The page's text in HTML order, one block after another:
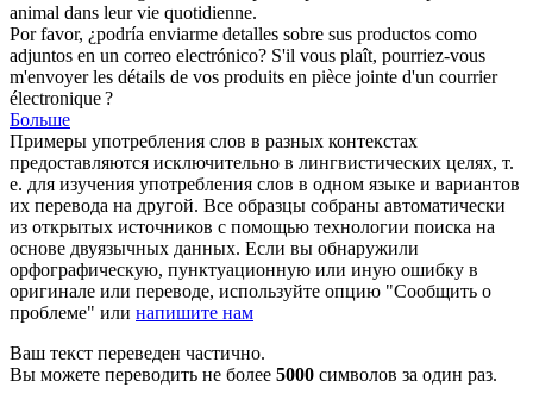
animal dans leur vie quotidienne.
Por favor, ¿podría enviarme detalles sobre sus productos como
adjuntos en un correo electrónico? S'il vous plaît, pourriez-vous
m'envoyer les détails de vos produits en pièce jointe d'un courrier
électronique ?
Больше
Примеры употребления слов в разных контекстах
предоставляются исключительно в лингвистических целях, т.
е. для изучения употребления слов в одном языке и вариантов
их перевода на другой. Все образцы собраны автоматически
из открытых источников с помощью технологии поиска на
основе двуязычных данных. Если вы обнаружили
орфографическую, пунктуационную или иную ошибку в
оригинале или переводе, используйте опцию "Сообщить о
проблеме" или напишите нам
Ваш текст переведен частично.
Вы можете переводить не более 5000 символов за один раз.